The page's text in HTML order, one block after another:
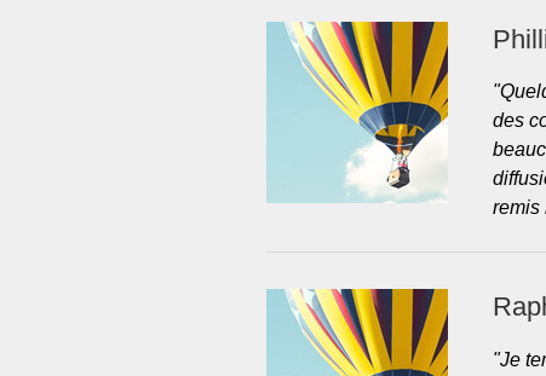
des
remis
"Je